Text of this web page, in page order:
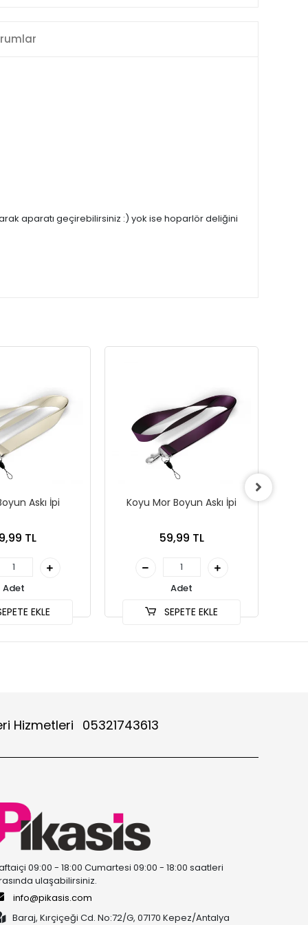
aparatı geçirebilirsiniz :) yok ise hoparlör deliğini
Askı İpi
TL
Adet
EKLE
Koyu Mor Boyun Askı İpi
59,99 TL
Adet
SEPETE EKLE
Hizmetleri 05321743613
09:00 - 18:00 Cumartesi 09:00 - 18:00 saatleri
ulaşabilirsiniz.
info@pikasis.com
Baraj, Kırçiçeği Cd. No:72/G, 07170 Kepez/Antalya